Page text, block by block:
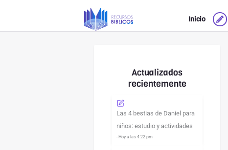
Inicio
Actualizados
recientemente
Las 4 bestias de Daniel para
niños: estudio y actividades
- Hoy a las 4:22 pm